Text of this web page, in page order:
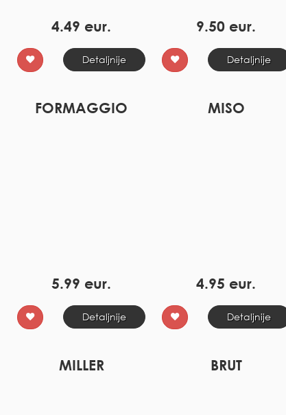
4.49 eur.
Detaljnije
9.50 eur.
Detaljnije
FORMAGGIO
5.99 eur.
Detaljnije
MISO
4.95 eur.
Detaljnije
MILLER BRUT